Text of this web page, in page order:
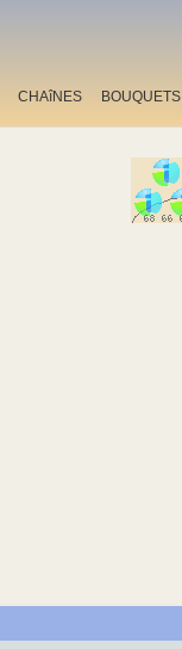
CHAîNES BOUQUETS